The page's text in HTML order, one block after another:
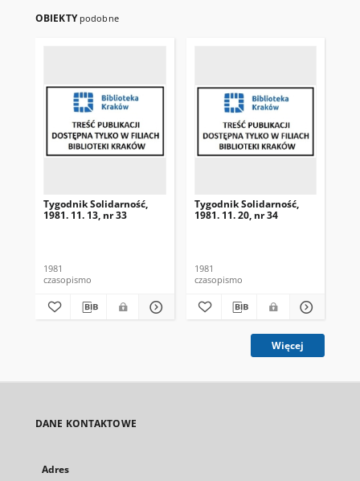
OBIEKTY podobne
Tygodnik Solidarność,
1981. 11. 13, nr 33
1981
czasopismo
Tygodnik Solidarność,
1981. 11. 20, nr 34
1981
czasopismo
Więcej
DANE KONTAKTOWE
Adres